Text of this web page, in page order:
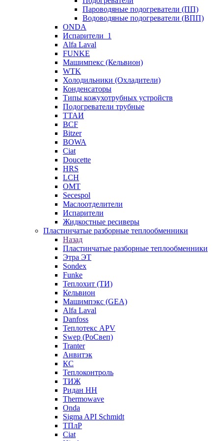
Пароводяные подогреватели (ПП)
Водоводяные подогреватели (ВПП)
ONDA
Испарители_1
Alfa Laval
FUNKE
Машимпекс (Кельвион)
WTK
Холодильники (Охладители)
Конденсаторы
Типы кожухотрубных устройств
Подогреватели трубные
ТТАИ
BCF
Bitzer
BOWA
Ciat
Doucette
HRS
LCH
OMT
Secespol
Маслоотделители
Испарители
Жидкостные ресиверы
Пластинчатые разборные теплообменники
Назад
Пластинчатые разборные теплообменники
Этра ЭТ
Sondex
Funke
Теплохит (ТИ)
Кельвион
Машимпэкс (GEA)
Alfa Laval
Danfoss
Теплотекс APV
Swep (РоСвеп)
Tranter
Анвитэк
КС
Теплоконтроль
ТИЖ
Ридан НН
Thermowave
Onda
Sigma API Schmidt
ТПлР
Ciat